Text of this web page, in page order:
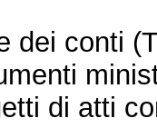
dei conti
di atti